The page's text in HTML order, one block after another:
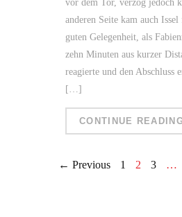
vor dem Tor, verzog jedoch
anderen Seite kam auch
guten Gelegenheit, als
zehn Minuten aus kurzer
reagierte und den Abschluss
[…]
CONTINUE
← Previous 1 2 3 …